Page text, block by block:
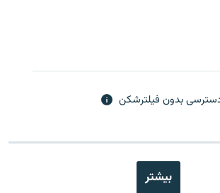
بدون فیلترشکن
بیشتر